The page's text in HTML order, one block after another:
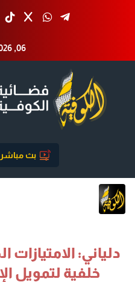
,06
بث مباشر
دلياني: الامتيازات
خلفية لتمويل